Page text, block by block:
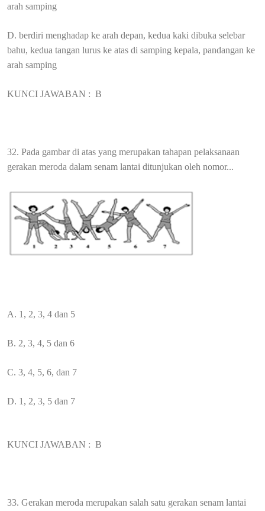
arah samping
D. berdiri menghadap ke arah depan, kedua kaki dibuka selebar
bahu, kedua tangan lurus ke atas di samping kepala, pandangan ke
arah samping
KUNCI JAWABAN : B
32. Pada gambar di atas yang merupakan tahapan pelaksanaan
gerakan meroda dalam senam lantai ditunjukan oleh nomor...
A. 1, 2, 3, 4 dan 5
B. 2, 3, 4, 5 dan 6
C. 3, 4, 5, 6, dan 7
D. 1, 2, 3, 5 dan 7
KUNCI JAWABAN : B
33. Gerakan meroda merupakan salah satu gerakan senam lantai